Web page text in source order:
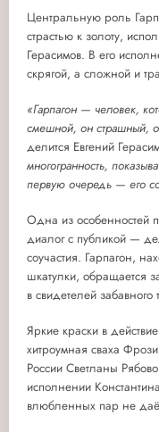
Центральную роль
страстью к золоту,
Герасимов. В его
скрягой, а сложной и
«Гарпагон — человек,
смешной, он страшный,
делится Евгений
многогранность,
первую очередь — его
Одна из особенностей
диалог с публикой —
соучастия. Гарпагон,
шкатулки, обращается
в свидетелей
Яркие краски в
хитроумная сваха
России Светланы
исполнении
влюбленных пар не